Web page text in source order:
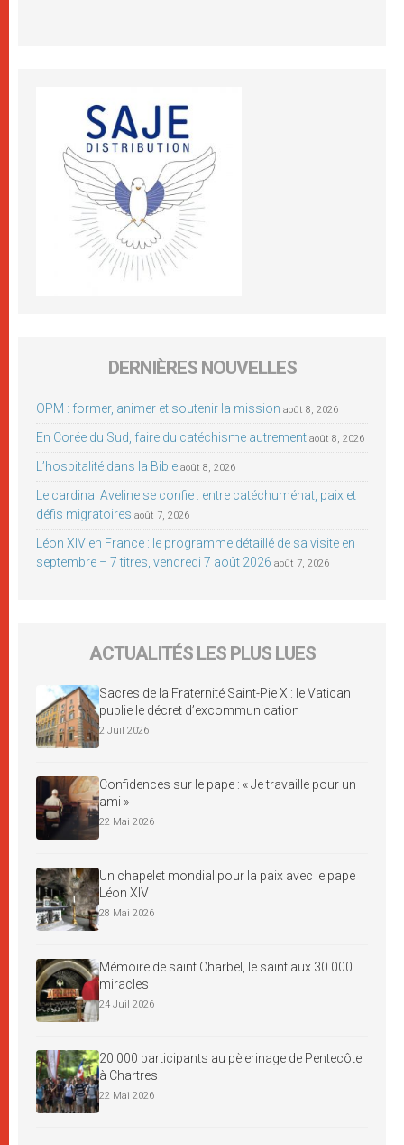
DERNIÈRES NOUVELLES
OPM : former, animer et soutenir la mission août 8, 2026
En Corée du Sud, faire du catéchisme autrement août 8, 2026
L’hospitalité dans la Bible août 8, 2026
Le cardinal Aveline se confie : entre catéchuménat, paix et
défis migratoires août 7, 2026
Léon XIV en France : le programme détaillé de sa visite en
septembre – 7 titres, vendredi 7 août 2026 août 7, 2026
ACTUALITÉS LES PLUS LUES
Sacres de la Fraternité Saint-Pie X : le Vatican
publie le décret d’excommunication
2 Juil 2026
Confidences sur le pape : « Je travaille pour un
ami »
22 Mai 2026
Un chapelet mondial pour la paix avec le pape
Léon XIV
28 Mai 2026
Mémoire de saint Charbel, le saint aux 30 000
miracles
24 Juil 2026
20 000 participants au pèlerinage de Pentecôte
à Chartres
22 Mai 2026